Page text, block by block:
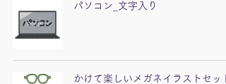
パソコン_文字入り
かけて楽しいメガネイラストセット